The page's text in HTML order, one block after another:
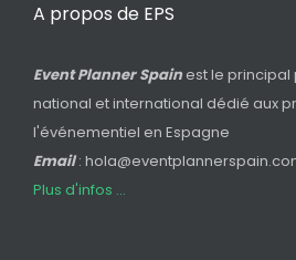
A propos de EPS
Event Planner Spain est le
national et international dédié aux
l'événementiel en Espagne
Email:
Plus d'infos ...